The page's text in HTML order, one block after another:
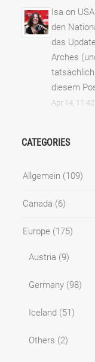
Isa on
den
das
Arches
diesem
Apr 14, 11:42
CATEGORIES
Allgemein (109)
Canada (6)
Europe (175)
Austria (9)
Germany (98)
Iceland (51)
Others (2)